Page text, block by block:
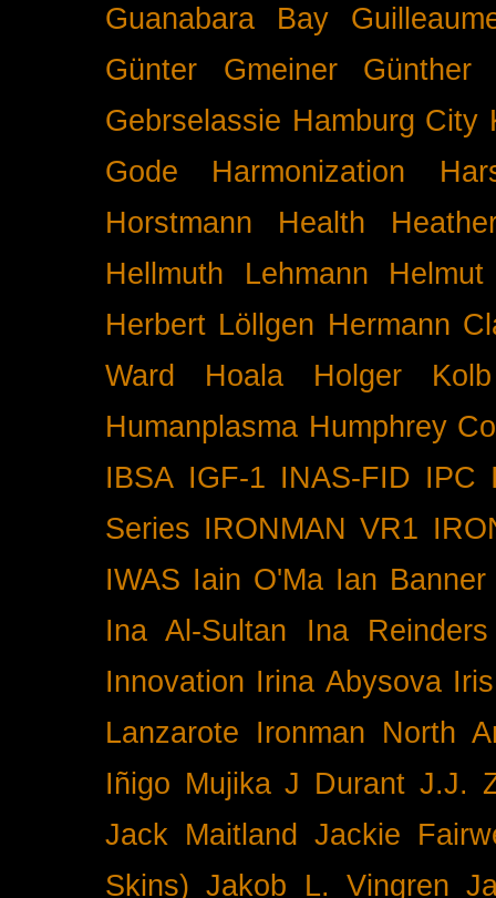
Guanabara Bay
Günter Gmeiner
Günther
Gebrselassie Hamburg City
Gode
Harmonization
Horstmann
Health
Hellmuth Lehmann
Herbert Löllgen Hermann
Ward
Hoala
Holger Kolb
Humanplasma Humphrey
IBSA IGF-1 INAS-FID IPC
Series IRONMAN VR1
IWAS Iain O'Ma Ian Banner
Ina Al-Sultan
Ina Reinders
Innovation Irina Abysova
Lanzarote Ironman North
Iñigo Mujika J Durant J.J.
Jack Maitland
Jackie
Skins) Jakob L. Vingren